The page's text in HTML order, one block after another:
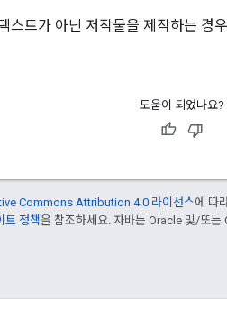
스트가 아닌 저작물을 제작하는
도움이 되었나요?
Commons Attribution 4.0 라이선스에 따
정책을 참조하세요. 자바는 Oracle 및/또는